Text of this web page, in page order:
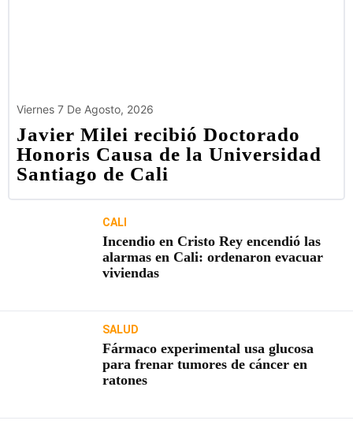
Viernes 7 De Agosto, 2026
Javier Milei recibió Doctorado
Honoris Causa de la Universidad
Santiago de Cali
CALI
Incendio en Cristo Rey encendió las
alarmas en Cali: ordenaron evacuar
viviendas
SALUD
Fármaco experimental usa glucosa
para frenar tumores de cáncer en
ratones